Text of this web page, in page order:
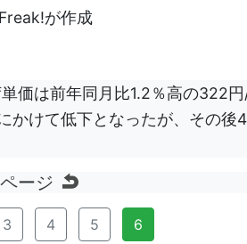
が作成
価は前年同月比1.2％高の322
けて低下となったが、その後
ージ
3 4 5 6